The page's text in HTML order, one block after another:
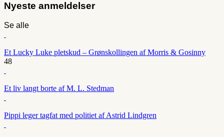
Nyeste anmeldelser
Se alle
Et Lucky Luke pletskud – Grønskollingen af Morris & Gosinny
48
Et liv langt borte af M. L. Stedman
Pippi leger tagfat med politiet af Astrid Lindgren